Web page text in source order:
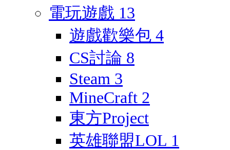
電玩遊戲 13
遊戲歡樂包 4
CS討論 8
Steam 3
MineCraft 2
東方Project
英雄聯盟LOL 1